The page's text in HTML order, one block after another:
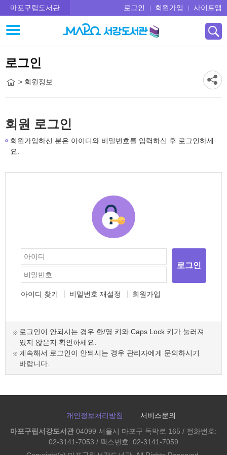
마포구립도서관 로그인 회원가입 사이트맵
로그인
> 회원정보
회원 로그인
회원가입하신 분은 아이디와 비밀번호를 입력하신 후 로그인하세
요.
로그인
아이디 찾기 비밀번호 재설정 회원가입
로그인이 안되시는 경우 한/영 키와 Caps Lock 키가 눌러져
있지 않은지 확인하세요.
계속해서 로그인이 안되시는 경우 관리자에게 문의하시기
바랍니다.
개인정보처리방침
서비스문의
마포구립서강도서관 04099 서울시 마포구 독막로 165 / 전화번호:
02-3141-7053 / 팩스번호: 02-3141-7059